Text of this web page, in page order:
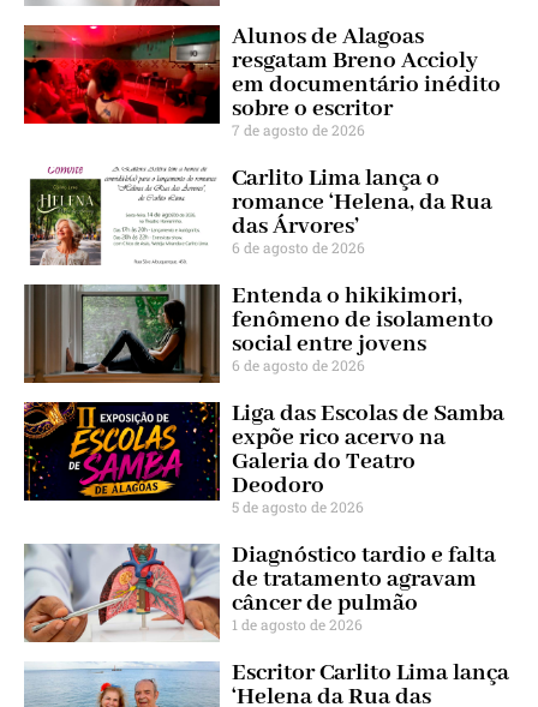
Alunos de Alagoas
resgatam Breno Accioly
em documentário inédito
sobre o escritor
7 de agosto de 2026
Carlito Lima lança o
romance ‘Helena, da Rua
das Árvores’
6 de agosto de 2026
Entenda o hikikimori,
fenômeno de isolamento
social entre jovens
6 de agosto de 2026
Liga das Escolas de Samba
expõe rico acervo na
Galeria do Teatro
Deodoro
5 de agosto de 2026
Diagnóstico tardio e falta
de tratamento agravam
câncer de pulmão
1 de agosto de 2026
Escritor Carlito Lima lança
‘Helena da Rua das